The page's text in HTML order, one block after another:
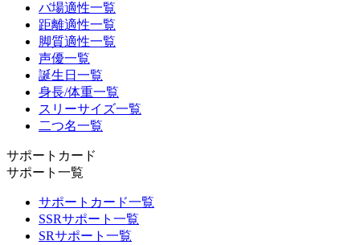
バ場適性一覧
距離適性一覧
脚質適性一覧
声優一覧
誕生日一覧
身長/体重一覧
スリーサイズ一覧
二つ名一覧
サポートカード
サポート一覧
サポートカード一覧
SSRサポート一覧
SRサポート一覧